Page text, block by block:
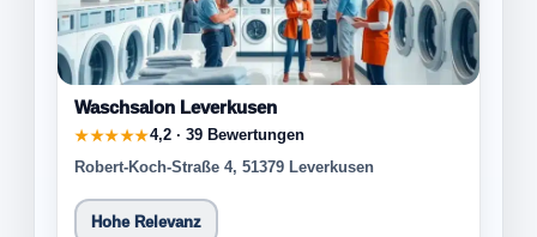
Waschsalon Leverkusen
★★★★★4,2 · 39 Bewertungen
Robert-Koch-Straße 4, 51379 Leverkusen
Hohe Relevanz